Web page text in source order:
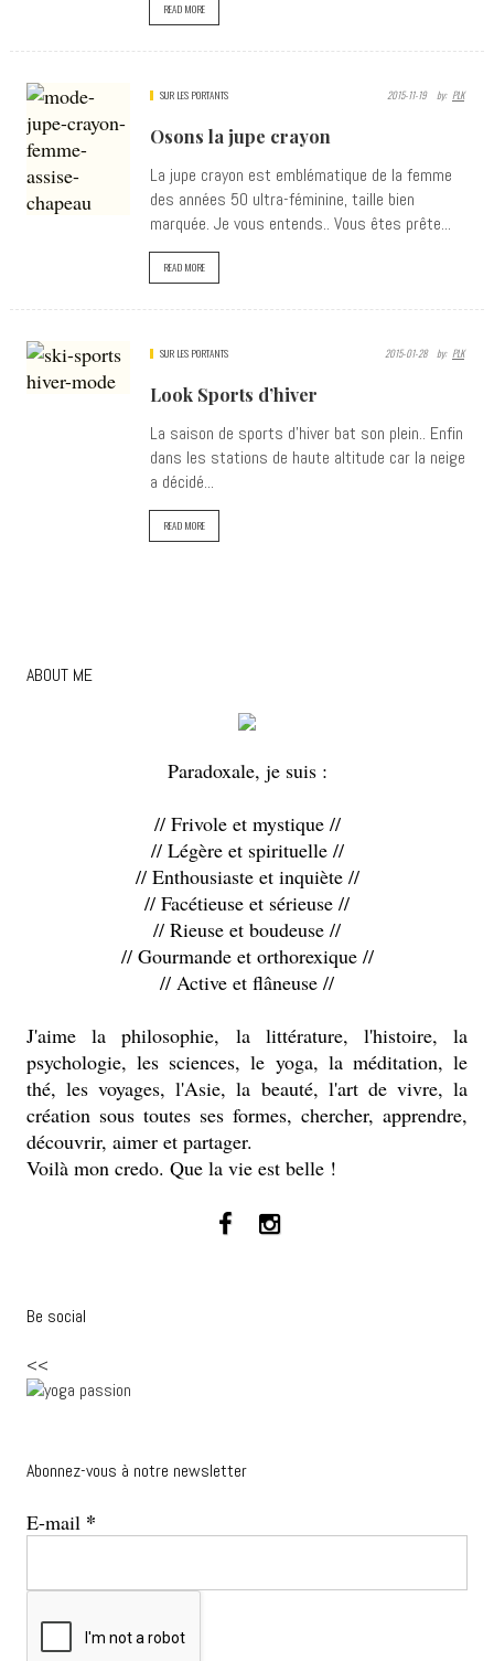
READ MORE
SUR LES PORTANTS 2015-11-19 By: PLK
Osons la jupe crayon
La jupe crayon est emblématique de la femme
des années 50 ultra-féminine, taille bien
marquée. Je vous entends.. Vous êtes prête...
READ MORE
SUR LES PORTANTS 2015-01-28 By: PLK
Look Sports d’hiver
La saison de sports d'hiver bat son plein.. Enfin
dans les stations de haute altitude car la neige
a décidé...
READ MORE
ABOUT ME
Paradoxale, je suis :
// Frivole et mystique //
// Légère et spirituelle //
// Enthousiaste et inquiète //
// Facétieuse et sérieuse //
// Rieuse et boudeuse //
// Gourmande et orthorexique //
// Active et flâneuse //
J'aime la philosophie, la littérature, l'histoire, la
psychologie, les sciences, le yoga, la méditation, le
thé, les voyages, l'Asie, la beauté, l'art de vivre, la
création sous toutes ses formes, chercher, apprendre,
découvrir, aimer et partager.
Voilà mon credo. Que la vie est belle !
Be social
<<
Abonnez-vous à notre newsletter
E-mail *